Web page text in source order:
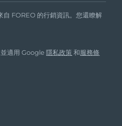
自 FOREO 的行銷資訊。您還瞭解
並適用 Google隱私政策 和服務條